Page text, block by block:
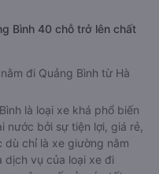
Bình 40 chỗ trở lên chất
đi Quảng Bình từ Hà
là loại xe khá phổ biến
nước bởi sự tiện lợi, giá rẻ,
dù chỉ là xe giường nằm
dịch vụ của loại xe đi